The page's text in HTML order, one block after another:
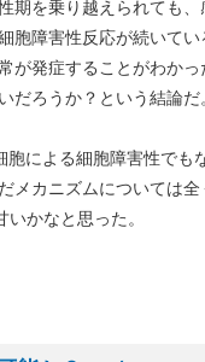
期を乗り越えられても
胞障害性反応が続いて
が発症することがわか
だろうか？という結論だ
による細胞障害性でも
メカニズムについては
かなと思った。